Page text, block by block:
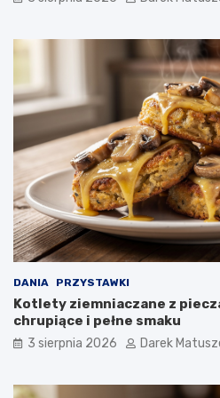
DANIA PRZYSTAWKI
Kotlety ziemniaczane z
chrupiące i pełne smaku
3 sierpnia 2026 Darek